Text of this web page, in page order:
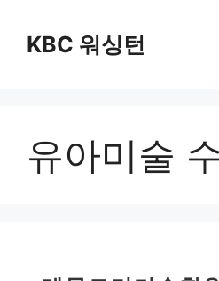
KBC 워싱턴
유아미술